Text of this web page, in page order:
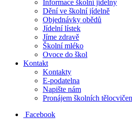
Informace školní jídelny
Dění ve školní jídelně
Objednávky obědů
Jídelní lístek
Jíme zdravě
Školní mléko
Ovoce do škol
Kontakt
Kontakty
E-podatelna
Napište nám
Pronájem školních tělocvičen
Facebook